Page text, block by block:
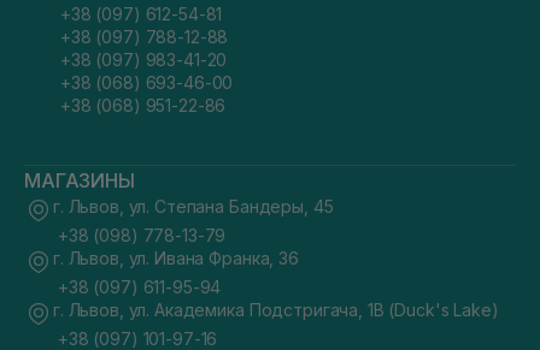
+38 (097) 612-54-81
+38 (097) 788-12-88
+38 (097) 983-41-20
+38 (068) 693-46-00
+38 (068) 951-22-86
МАГАЗИНЫ
г. Львов, ул. Степана Бандеры, 45
+38 (098) 778-13-79
г. Львов, ул. Ивана Франка, 36
+38 (097) 611-95-94
г. Львов, ул. Академика Подстригача, 1В (Duck's Lake)
+38 (097) 101-97-16